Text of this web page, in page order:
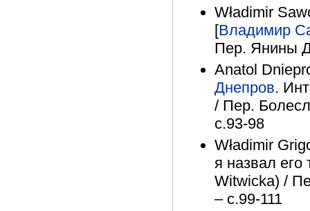
Władimir
[Владимир
Пер. Янины
Anatol
Днепров.
/ Пер.
с.93-98
Władimir
я назвал
Witwicka) /
– с.99-111